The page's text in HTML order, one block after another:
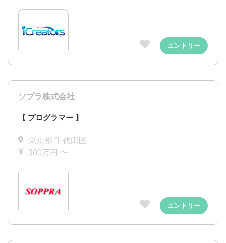
エントリー
ソプラ株式会社
【 プログラマー 】
東京都 千代田区
300万円 〜
エントリー